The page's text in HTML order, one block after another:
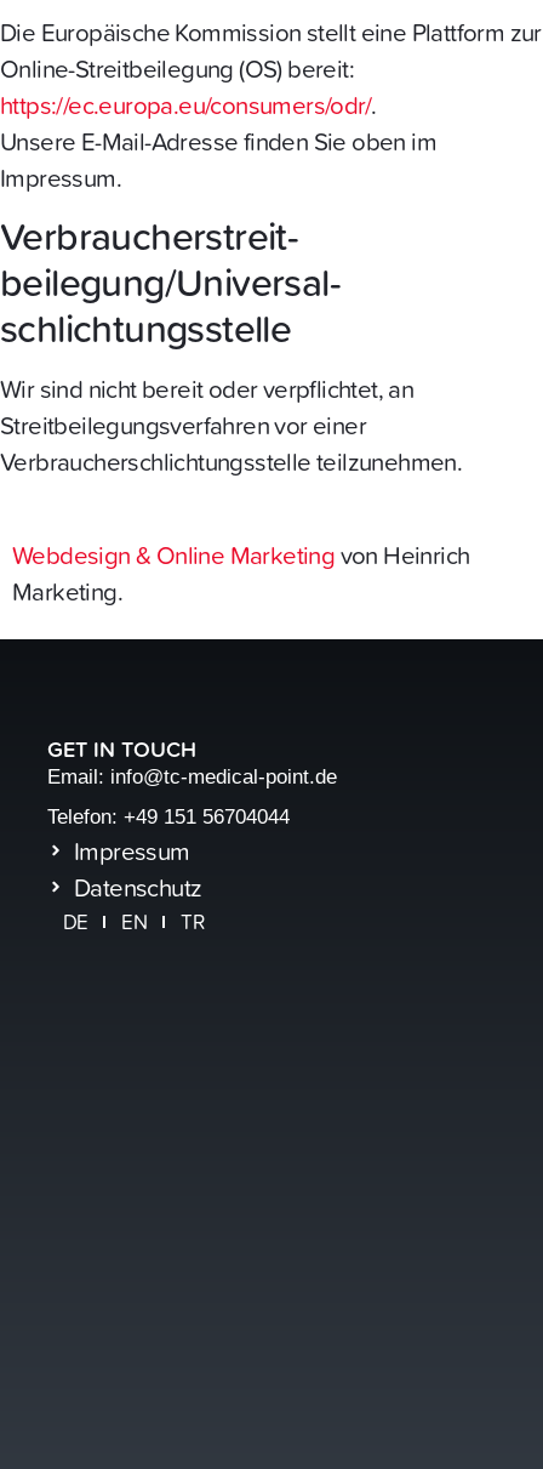
Die Europäische Kommission stellt eine Plattform zur
Online-Streitbeilegung (OS) bereit:
https://ec.europa.eu/consumers/odr/.
Unsere E-Mail-Adresse finden Sie oben im
Impressum.
Verbraucher­streit­
beilegung/Universal­
schlichtungs­stelle
Wir sind nicht bereit oder verpflichtet, an
Streitbeilegungsverfahren vor einer
Verbraucherschlichtungsstelle teilzunehmen.
Webdesign & Online Marketingvon Heinrich
Marketing.
GET IN TOUCH
Email: info@tc-medical-point.de
Telefon: +49 151 56704044
Impressum
Datenschutz
DE EN TR